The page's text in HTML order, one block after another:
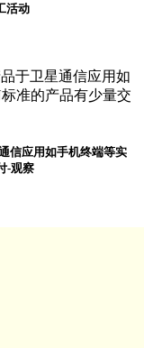
活动
信应用如手机终端等实
-观察